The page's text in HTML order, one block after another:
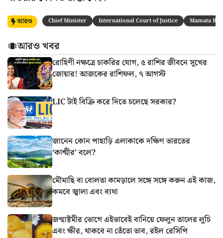
আরও Chief Minister International Court of Justice Mamata
আরও খবর
রোহিণী নক্ষত্রে চাকরির যোগ, ৫ রাশির জীবনে সুখের
জোয়ার! আজকের রাশিফল, ৭ আগস্ট
LIC টাই বিক্রি করে দিতে চলেছে সরকার?
জানেন কোন পাহাড়ি এলাকাকে দক্ষিণ ভারতের
‘কাশ্মীর’ বলে?
মৌমাছি বা বোলতা কামড়ালে সঙ্গে সঙ্গে করুন এই কাজ,
কমবে জ্বালা এবং ব্যথা
জন্মাষ্টমীর ভোগে এইভাবেই বানিয়ে ফেলুন তালের লুচি
এবং ক্ষীর, থাকবে না তেঁতো ভাব, রইল রেসিপি